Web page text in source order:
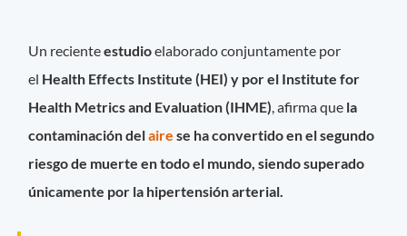
Un recienteestudioelaborado conjuntamente por
el Health Effects Institute (HEI) y por el Institute for
Health Metrics and Evaluation (IHME) , afirma que la
contaminación delairese ha convertido en el segundo
riesgo de muerte en todo el mundo, siendo superado
únicamente por la hipertensión arterial.